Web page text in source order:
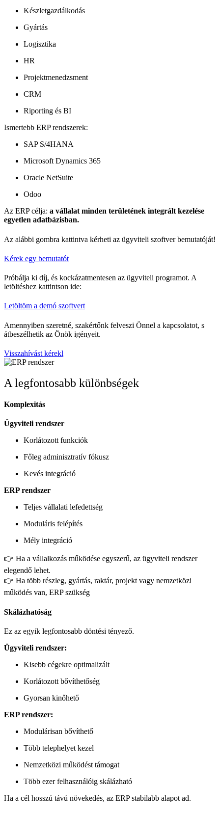
Készletgazdálkodás
Gyártás
Logisztika
HR
Projektmenedzsment
CRM
Riporting és BI
Ismertebb ERP rendszerek:
SAP S/4HANA
Microsoft Dynamics 365
Oracle NetSuite
Odoo
Az ERP célja: a vállalat minden területének integrált kezelése
egyetlen adatbázisban.
Az alábbi gombra kattintva kérheti az ügyviteli szoftver bemutatóját!
Kérek egy bemutatót
Próbálja ki díj, és kockázatmentesen az ügyviteli programot. A
letöltéshez kattintson ide:
Letöltöm a demó szoftvert
Amennyiben szeretné, szakértőnk felveszi Önnel a kapcsolatot, s
átbeszélhetik az Önök igényeit.
Visszahívást kérekl
A legfontosabb különbségek
Komplexitás
Ügyviteli rendszer
Korlátozott funkciók
Főleg adminisztratív fókusz
Kevés integráció
ERP rendszer
Teljes vállalati lefedettség
Moduláris felépítés
Mély integráció
👉 Ha a vállalkozás működése egyszerű, az ügyviteli rendszer
elegendő lehet.
👉 Ha több részleg, gyártás, raktár, projekt vagy nemzetközi
működés van, ERP szükség
Skálázhatóság
Ez az egyik legfontosabb döntési tényező.
Ügyviteli rendszer:
Kisebb cégekre optimalizált
Korlátozott bővíthetőség
Gyorsan kinőhető
ERP rendszer:
Modulárisan bővíthető
Több telephelyet kezel
Nemzetközi működést támogat
Több ezer felhasználóig skálázható
Ha a cél hosszú távú növekedés, az ERP stabilabb alapot ad.